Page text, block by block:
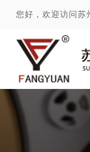
您好，欢迎访问苏